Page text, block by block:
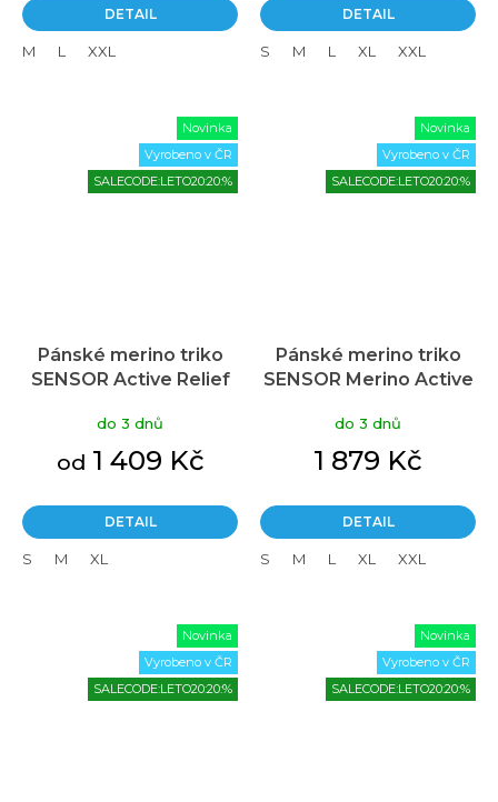
DETAIL
M L XXL
DETAIL
S M L XL XXL
Novinka
Vyrobeno v ČR
SALECODE:LETO20:20:%
Pánské merino triko
SENSOR Active Relief
do 3 dnů
od 1 409 Kč
DETAIL
S M XL
Novinka
Vyrobeno v ČR
SALECODE:LETO20:20:%
Pánské merino triko
SENSOR Merino Active
do 3 dnů
1 879 Kč
DETAIL
S M L XL XXL
Novinka
Vyrobeno v ČR
SALECODE:LETO20:20:%
Novinka
Vyrobeno v ČR
SALECODE:LETO20:20:%